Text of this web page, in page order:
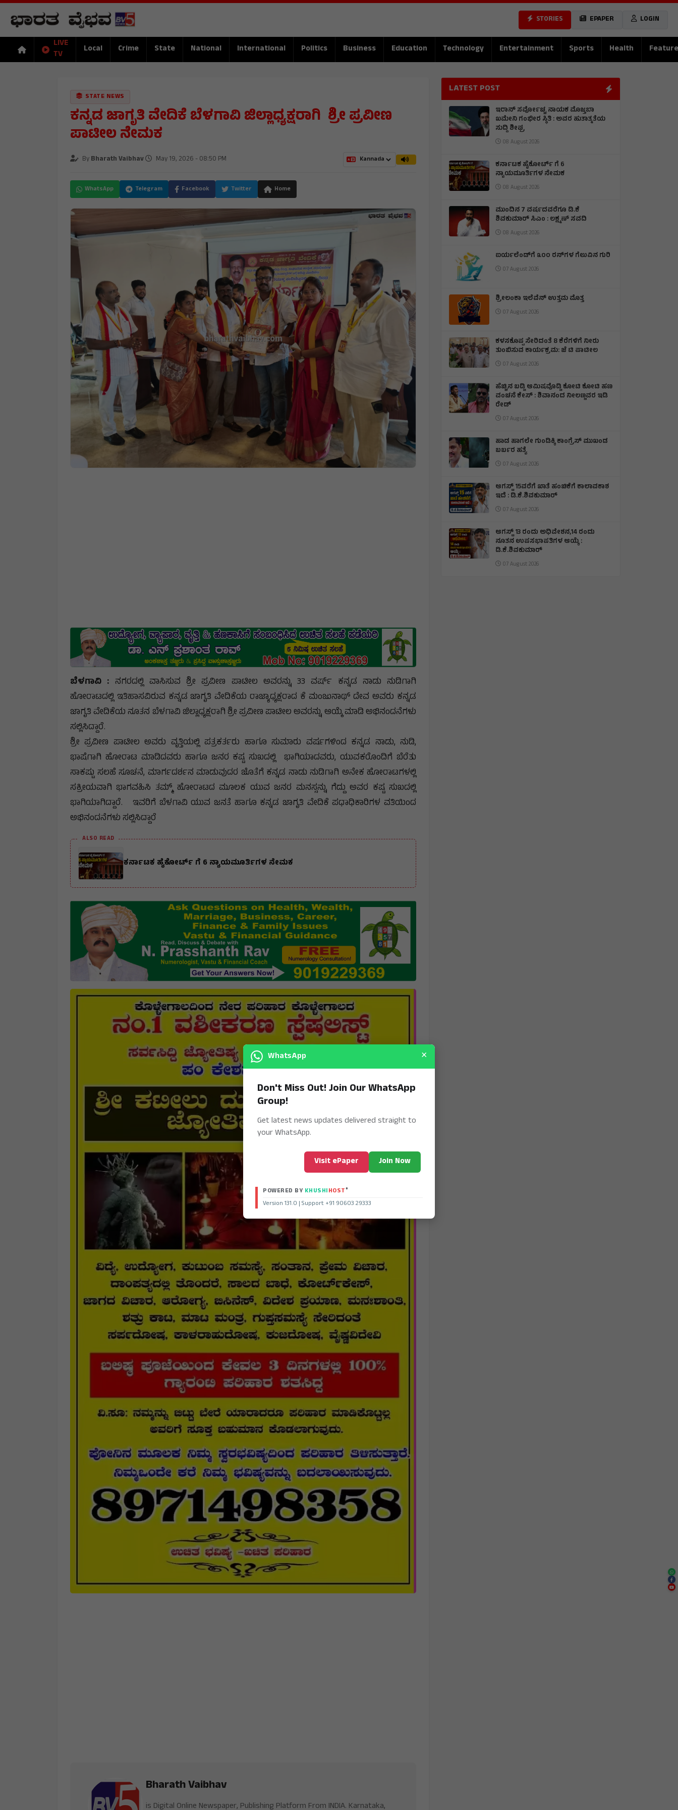
STORIES EPAPER LOGIN
LIVE
TV
Local Crime State National International Politics Business Education Technology Entertainment Sports Health Feature
STATE NEWS
ಕನ್ನಡ ಜಾಗೃತಿ ವೇದಿಕೆ ಬೆಳಗಾವಿ ಜಿಲ್ಲಾಧ್ಯಕ್ಷರಾಗಿ ಶ್ರೀ ಪ್ರವೀಣ
ಪಾಟೀಲ ನೇಮಕ
ByBharath Vaibhav May 19, 2026 - 08:50 PM
WhatsApp Telegram Facebook Twitter Home
ಬೆಳಗಾವಿ : ನಗರದಲ್ಲಿ ವಾಸಿಸುವ ಶ್ರೀ ಪ್ರವೀಣ ಪಾಟೀಲ ಅವರನ್ನು 33 ವರ್ಷ್ ಕನ್ನಡ ನಾಡು ನುಡಿಗಾಗಿ
ಹೋರಾಟದಲ್ಲಿ ಇತಿಹಾಸವಿರುವ ಕನ್ನಡ ಜಾಗೃತಿ ವೇದಿಕೆಯ ರಾಜ್ಯಾಧ್ಯಕ್ಷರಾದ ಕೆ ಮಂಜುನಾಥ್ ದೇವ ಅವರು ಕನ್ನಡ
ಜಾಗೃತಿ ವೇದಿಕೆಯ ನೂತನ ಬೆಳಗಾವಿ ಜಿಲ್ಲಾಧ್ಯಕ್ಷರಾಗಿ ಶ್ರೀ ಪ್ರವೀಣ ಪಾಟೀಲ ಅವರನ್ನು ಆಯ್ಕೆ ಮಾಡಿ ಅಭಿನಂದನೆಗಳು
ಸಲ್ಲಿಸಿದ್ದಾರೆ.
ಶ್ರೀ ಪ್ರವೀಣ ಪಾಟೀಲ ಅವರು ವೃತ್ತಿಯಲ್ಲಿ ಪತ್ರಕರ್ತರು ಹಾಗೂ ಸುಮಾರು ವರ್ಷಗಳಿಂದ ಕನ್ನಡ ನಾಡು, ನುಡಿ,
ಭಾಷೆಗಾಗಿ ಹೋರಾಟ ಮಾಡಿದವರು ಹಾಗೂ ಜನರ ಕಷ್ಟ ಸುಖದಲ್ಲಿ ಭಾಗಿಯಾದವರು, ಯುವಕರೊಂದಿಗೆ ಬೆರೆತು
ಸಾಕಷ್ಟು ಸಲಹೆ ಸೂಚನೆ, ಮಾರ್ಗದರ್ಶನ ಮಾಡುವುದರ ಜೊತೆಗೆ ಕನ್ನಡ ನಾಡು ನುಡಿಗಾಗಿ ಅನೇಕ ಹೋರಾಟಗಳಲ್ಲಿ
ಸಕ್ರೀಯವಾಗಿ ಭಾಗವಹಿಸಿ ತಮ್ಮ್ ಹೋರಾಟದ ಮೂಲಕ ಯುವ ಜನರ ಮನಸ್ಸನ್ನು ಗೆದ್ದು ಅವರ ಕಷ್ಟ ಸುಖದಲ್ಲಿ
ಭಾಗಿಯಾಗಿದ್ದಾರೆ. ಇವರಿಗೆ ಬೆಳಗಾವಿ ಯುವ ಜನತೆ ಹಾಗೂ ಕನ್ನಡ ಜಾಗೃತಿ ವೇದಿಕೆ ಪಧಾಧಿಕಾರಿಗಳ ವತಿಯಿಂದ
ಅಭಿನಂದನೆಗಳು ಸಲ್ಲಿಸಿದ್ದಾರೆ
ALSO READ
ಕರ್ನಾಟಕ ಹೈಕೋರ್ಟ್ ಗೆ 6 ನ್ಯಾಯಮೂರ್ತಿಗಳ ನೇಮಕ
Bharath Vaibhav
is Digital Online Newspaper, Publishing Platform From INDIA. Karnataka,
LATEST POST
ಇರಾನ್‌ ಸರ್ವೋಚ್ಚ ನಾಯಕ ಮೊಜ್ತಬಾ
ಖಮೇನಿ ಗಂಭೀರ ಸ್ಥಿತಿ : ಅವರ ಹುತಾತ್ಮತೆಯ
ಸುದ್ದಿ ಶೀಘ್ರ
08 August 2026
ಕರ್ನಾಟಕ ಹೈಕೋರ್ಟ್ ಗೆ 6
ನ್ಯಾಯಮೂರ್ತಿಗಳ ನೇಮಕ
08 August 2026
ಮುಂದಿನ 7 ವರ್ಷದವರೆಗೂ ಡಿ.ಕೆ
ಶಿವಕುಮಾರ್ ಸಿಎಂ : ಲಕ್ಷ್ಮಣ್ ಸವದಿ
08 August 2026
ಐರ್ಯಲೆಂಡ್‌ಗೆ ೩೦೦ ರನ್‌ಗಳ ಗೆಲುವಿನ ಗುರಿ
07 August 2026
ಶ್ರೀಲಂಕಾ ಇಲೆವೆನ್ ಉತ್ತಮ ಮೊತ್ತ
07 August 2026
ಕಳಸಕೊಪ್ಪ ಸೇರಿದಂತೆ 8 ಕೆರೆಗಳಿಗೆ ನೀರು
ತುಂಬಿಸುವ ಕಾರ್ಯಕ್ರಮ: ಜೆ ಟಿ ಪಾಟೀಲ
07 August 2026
ಹೆಚ್ಚಿನ ಬಡ್ಡಿ ಆಮಿಷವೊಡ್ಡಿ ಕೋಟಿ ಕೋಟಿ ಹಣ
ವಂಚನೆ ಕೇಸ್ : ಶಿವಾನಂದ ನೀಲಣ್ಣವರ ಇಡಿ
ರೇಡ್
07 August 2026
ಹಾಡ ಹಾಗಲೇ ಗುಂಡಿಕ್ಕಿ ಕಾಂಗ್ರೆಸ್ ಮುಖಂಡ
ಬರ್ಬರ ಹತ್ಯೆ
07 August 2026
ಆಗಸ್ಟ್ 15ವರೆಗೆ ಖಾತೆ ಹಂಚಿಕೆಗೆ ಕಾಲಾವಕಾಶ
ಇದೆ : ಡಿ.ಕೆ.ಶಿವಕುಮಾರ್
07 August 2026
ಆಗಸ್ಟ್ 13 ರಂದು ಅಧಿವೇಶನ,14 ರಂದು
ನೂತನ ಉಪಸಭಾಪತಿಗಳ ಆಯ್ಕೆ :
ಡಿ.ಕೆ.ಶಿವಕುಮಾರ್
07 August 2026
WhatsApp ×
Don't Miss Out! Join Our WhatsApp
Group!
Get latest news updates delivered straight to
your WhatsApp.
Visit ePaper Join Now
POWERED BY KHUSHIHOST®
Version 131.0 | Support +91 90603 29333